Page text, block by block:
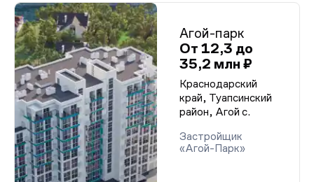
Агой-парк
От 12,3 до
35,2 млн ₽
Краснодарский
край, Туапсинский
район, Агой с.
Застройщик
«Агой-Парк»